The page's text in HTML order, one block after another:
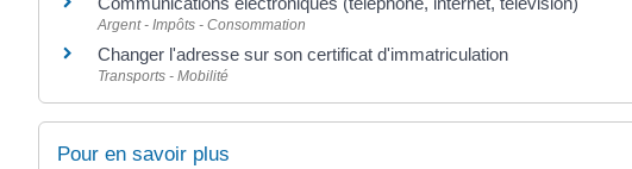
Argent - Impôts - Consommation
Changer l'adresse sur son certificat d'immatriculation
Transports - Mobilité
Pour en savoir plus